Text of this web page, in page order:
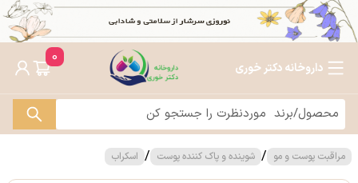
داروخانه دکتر خوری
0
مراقبت پوست و مو / شوینده و پاک کننده پوست / اسکراب